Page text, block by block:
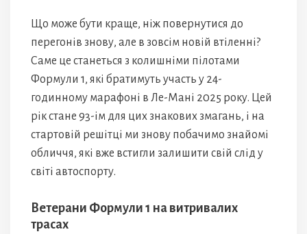
Що може бути краще, ніж повернутися до
перегонів знову, але в зовсім новій втіленні?
Саме це станеться з колишніми пілотами
Формули 1, які братимуть участь у 24-
годинному марафоні в Ле-Мані 2025 року. Цей
рік стане 93-ім для цих знакових змагань, і на
стартовій решітці ми знову побачимо знайомі
обличчя, які вже встигли залишити свій слід у
світі автоспорту.
Ветерани Формули 1 на витривалих
трасах